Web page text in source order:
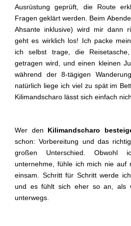
Ausrüstung geprüft, die Route
Fragen geklärt werden. Beim
Ahsante inklusive) wird mir dann
geht es wirklich los! Ich packe
ich selbst trage, die
getragen wird, und einen kleinen
während der 8-tägigen
natürlich liege ich viel zu spät im
Kilimandscharo lässt sich einfach
Wer den Kilimandscharo
schon: Vorbereitung und das
großen Unterschied. Obwohl
unternehme, fühle ich mich nie auf
einsam. Schritt für Schritt werde
und es fühlt sich eher so an, als
unterwegs.